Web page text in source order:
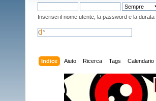
Inserisci il nome utente, la password e la durata
Indice Aiuto Ricerca Tags Calendario